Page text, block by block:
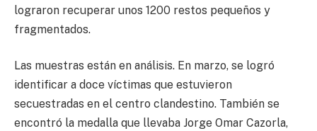
lograron recuperar unos 1200 restos pequeños y
fragmentados.
Las muestras están en análisis. En marzo, se logró
identificar a doce víctimas que estuvieron
secuestradas en el centro clandestino. También se
encontró la medalla que llevaba Jorge Omar Cazorla,